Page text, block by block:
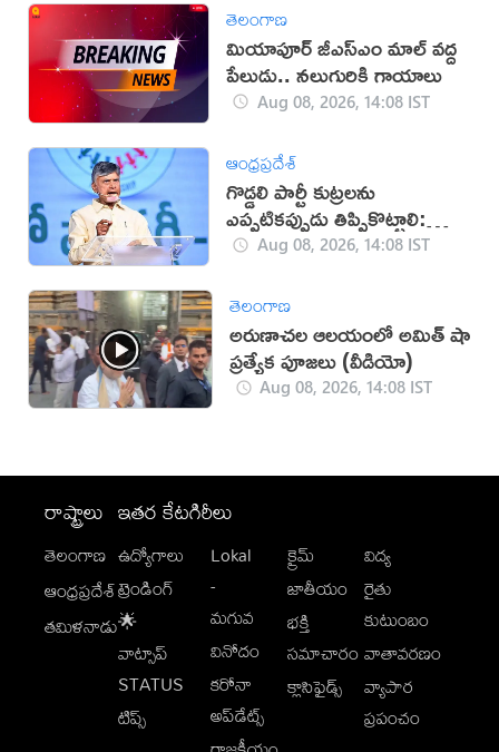
తెలంగాణ
మియాపూర్‌ జీఎస్‌ఎం మాల్‌ వద్ద
పేలుడు.. నలుగురికి గాయాలు
Aug 08, 2026, 14:08 IST
ఆంధ్రప్రదేశ్
గొడ్డలి పార్టీ కుట్రలను
ఎప్పటికప్పుడు తిప్పికొట్టాలి:
చంద్రబాబు
Aug 08, 2026, 14:08 IST
తెలంగాణ
అరుణాచల ఆలయంలో అమిత్ షా
ప్రత్యేక పూజలు (వీడియో)
Aug 08, 2026, 14:08 IST
రాష్ట్రాలు
తెలంగాణ
ఆంధ్రప్రదేశ్
తమిళనాడు
ఇతర కేటగిరీలు
ఉద్యోగాలు
ట్రెండింగ్
🌟
వాట్సాప్
STATUS
టిప్స్
Lokal
-
మగువ
వినోదం
కరోనా
అప్‌డేట్స్
క్రైమ్
జాతీయం
భక్తి
సమాచారం
క్లాసిఫైడ్స్
విద్య
రైతు
కుటుంబం
వాతావరణం
వ్యాపార
ప్రపంచం